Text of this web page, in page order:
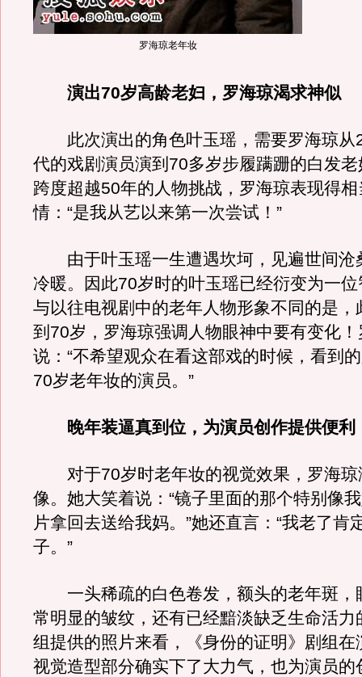
罗海琼老年妆
演出70岁高龄老妇，罗海琼渴求神似
此次演出的角色叶玉瑶，需要罗海琼从
代的戏剧演员演到70多岁步履蹒跚的白发
跨度超越50年的人物挑战，罗海琼表现得
情：“是我从艺以来第一次尝试！”
由于叶玉瑶一生遭遇坎坷，见遍世间沧
冷暖。因此70岁时的叶玉瑶已经衍变为一
与以往电视剧中的老年人物形象不同的是，
到70岁，罗海琼强调人物眼神中要有变化
说：“不希望观众在看这部戏的时候，看到
70岁老年妆的演员。”
晚年装逼真到位，为演员创作提供便利
对于70岁时老年妆的视觉效果，罗海琼
像。她大笑着说：“镜子里面的那个特别像
片拿回去送给我妈。”她还直言：“我老了肯
子。”
一头稀疏的白色卷发，额头的老年斑，
常明显的皱纹，还有已经黯淡缺乏生命活力
组提供的照片来看，《身份的证明》剧组在
视觉造型部分确实下了大力气，也为演员的